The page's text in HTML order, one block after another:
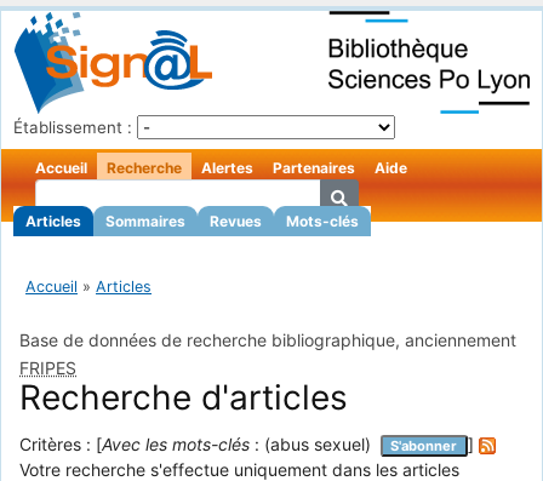
Établissement :
Accueil Recherche
Articles Sommaires Revues Mots-clés
Alertes Partenaires Aide
Accueil » Articles
Base de données de recherche bibliographique, anciennement
FRIPES
Recherche d'articles
Critères : [Avec les mots-clés : (abus sexuel) S'abonner
]
Votre recherche s'effectue uniquement dans les articles